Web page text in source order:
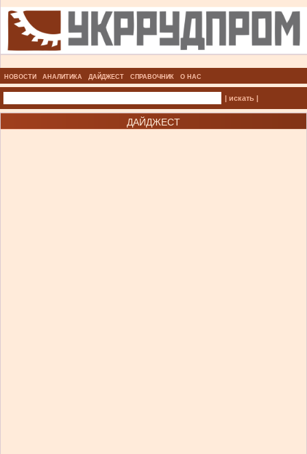
НОВОСТИ АНАЛИТИКА ДАЙДЖЕСТ СПРАВОЧНИК О НАС
| искать |
ДАЙДЖЕСТ